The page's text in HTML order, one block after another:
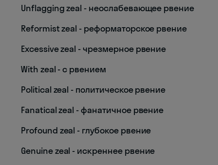
Unflagging zeal - неослабевающее рвение
Reformist zeal - реформаторское рвение
Excessive zeal - чрезмерное рвение
With zeal - с рвением
Political zeal - политическое рвение
Fanatical zeal - фанатичное рвение
Profound zeal - глубокое рвение
Genuine zeal - искреннее рвение